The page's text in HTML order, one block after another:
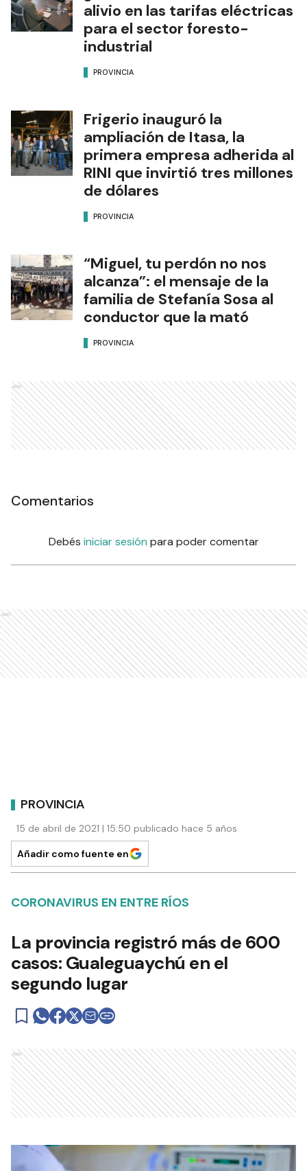
alivio en las tarifas eléctricas
para el sector foresto-
industrial
PROVINCIA
Frigerio inauguró la
ampliación de Itasa, la
primera empresa adherida al
RINI que invirtió tres millones
de dólares
PROVINCIA
“Miguel, tu perdón no nos
alcanza”: el mensaje de la
familia de Stefanía Sosa al
conductor que la mató
PROVINCIA
Ads
Comentarios
Debés iniciar sesión para poder comentar
Ads
PROVINCIA
15 de abril de 2021 | 15:50 publicado hace 5 años
Añadir como fuente en
CORONAVIRUS EN ENTRE RÍOS
La provincia registró más de 600
casos: Gualeguaychú en el
segundo lugar
Ads